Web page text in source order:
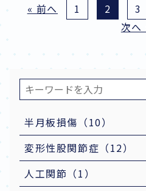
« 前へ 1 2 3
次へ
半月板損傷（10）
変形性股関節症（12）
人工関節（1）